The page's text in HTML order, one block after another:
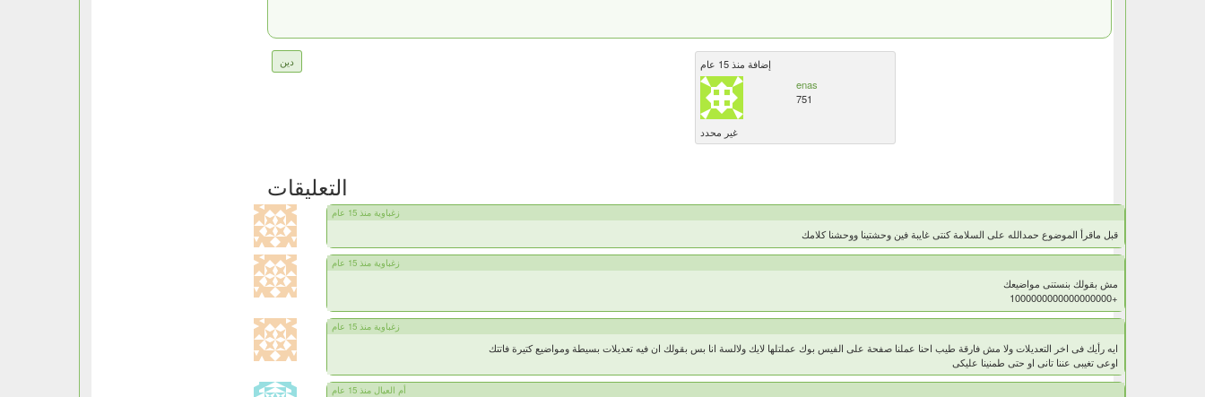
دين
إضافة منذ 15 عام
enas
751
غير محدد
التعليقات
زغباوية منذ 15 عام
قبل ماقرأ الموضوع حمدالله على السلامة كنتى غايبة فين وحشتينا ووحشنا كلامك
زغباوية منذ 15 عام
مش بقولك بنستنى مواضيعك
+1000000000000000000
زغباوية منذ 15 عام
ايه رأيك فى اخر التعديلات ولا مش فارقة طيب احنا عملنا صفحة على الفيس بوك عملتلها لايك ولالسة انا بس بقولك ان فيه تعديلات بسيطة ومواضيع كتيرة فاتتك
اوعى تغيبى عننا تانى او حتى طمنينا عليكى
أم العيال منذ 15 عام